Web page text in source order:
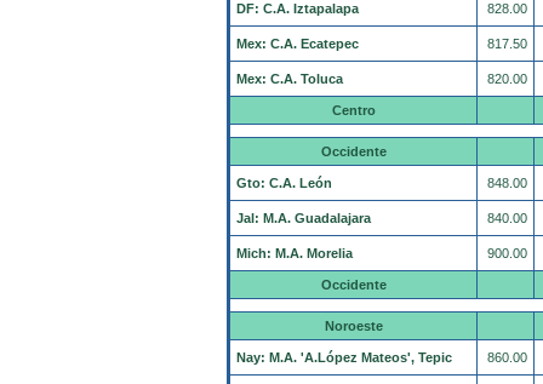
DF: C.A. Iztapalapa 828.00
Mex: C.A. Ecatepec 817.50
Mex: C.A. Toluca 820.00
Centro
Occidente
Gto: C.A. León 848.00
Jal: M.A. Guadalajara 840.00
Mich: M.A. Morelia 900.00
Occidente
Noroeste
Nay: M.A. 'A.López Mateos', Tepic 860.00